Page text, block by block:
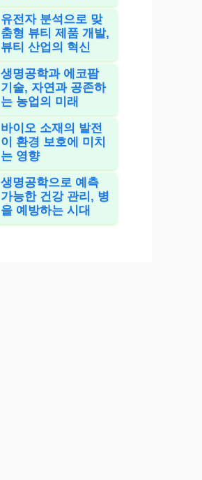
유전자 분석으로 맞
춤형 뷰티 제품 개발,
뷰티 산업의 혁신
생명공학과 에코팜
기술, 자연과 공존하
는 농업의 미래
바이오 소재의 발전
이 환경 보호에 미치
는 영향
생명공학으로 예측
가능한 건강 관리, 병
을 예방하는 시대